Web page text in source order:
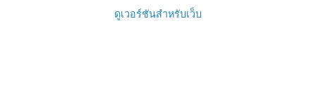
ดูเวอร์ชันสำหรับเว็บ